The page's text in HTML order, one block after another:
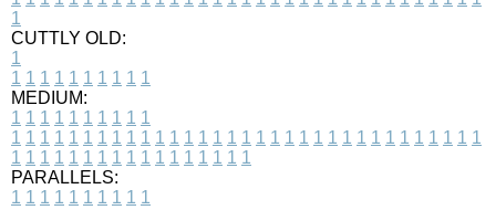
1
CUTTLY OLD:
1
1 1 1 1 1 1 1 1 1 1
MEDIUM:
1 1 1 1 1 1 1 1 1 1
1 1 1 1 1 1 1 1 1 1 1 1 1 1 1 1 1 1 1 1 1 1 1 1 1 1 1 1 1 1 1 1 1
1 1 1 1 1 1 1 1 1 1 1 1 1 1 1 1 1
PARALLELS:
1 1 1 1 1 1 1 1 1 1